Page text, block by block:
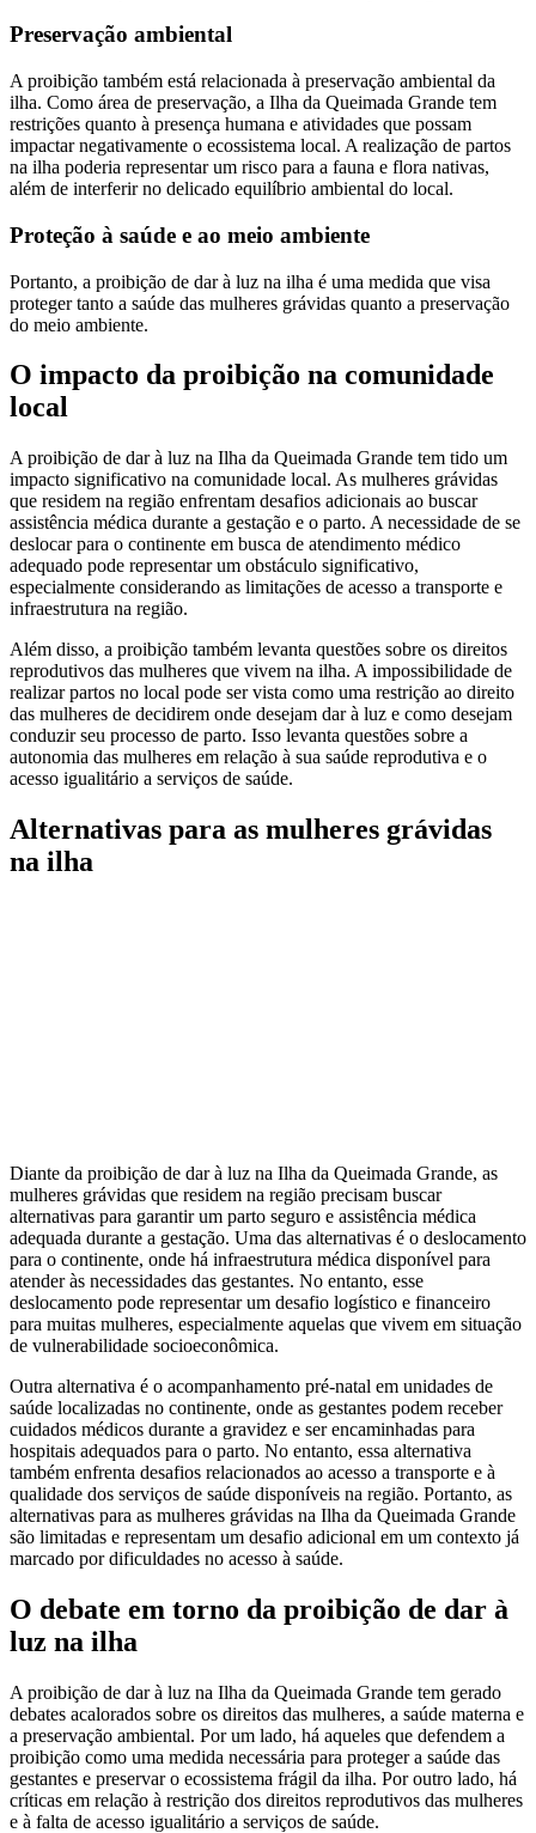
Preservação ambiental
A proibição também está relacionada à preservação ambiental da
ilha. Como área de preservação, a Ilha da Queimada Grande tem
restrições quanto à presença humana e atividades que possam
impactar negativamente o ecossistema local. A realização de partos
na ilha poderia representar um risco para a fauna e flora nativas,
além de interferir no delicado equilíbrio ambiental do local.
Proteção à saúde e ao meio ambiente
Portanto, a proibição de dar à luz na ilha é uma medida que visa
proteger tanto a saúde das mulheres grávidas quanto a preservação
do meio ambiente.
O impacto da proibição na comunidade
local
A proibição de dar à luz na Ilha da Queimada Grande tem tido um
impacto significativo na comunidade local. As mulheres grávidas
que residem na região enfrentam desafios adicionais ao buscar
assistência médica durante a gestação e o parto. A necessidade de se
deslocar para o continente em busca de atendimento médico
adequado pode representar um obstáculo significativo,
especialmente considerando as limitações de acesso a transporte e
infraestrutura na região.
Além disso, a proibição também levanta questões sobre os direitos
reprodutivos das mulheres que vivem na ilha. A impossibilidade de
realizar partos no local pode ser vista como uma restrição ao direito
das mulheres de decidirem onde desejam dar à luz e como desejam
conduzir seu processo de parto. Isso levanta questões sobre a
autonomia das mulheres em relação à sua saúde reprodutiva e o
acesso igualitário a serviços de saúde.
Alternativas para as mulheres grávidas
na ilha
Diante da proibição de dar à luz na Ilha da Queimada Grande, as
mulheres grávidas que residem na região precisam buscar
alternativas para garantir um parto seguro e assistência médica
adequada durante a gestação. Uma das alternativas é o deslocamento
para o continente, onde há infraestrutura médica disponível para
atender às necessidades das gestantes. No entanto, esse
deslocamento pode representar um desafio logístico e financeiro
para muitas mulheres, especialmente aquelas que vivem em situação
de vulnerabilidade socioeconômica.
Outra alternativa é o acompanhamento pré-natal em unidades de
saúde localizadas no continente, onde as gestantes podem receber
cuidados médicos durante a gravidez e ser encaminhadas para
hospitais adequados para o parto. No entanto, essa alternativa
também enfrenta desafios relacionados ao acesso a transporte e à
qualidade dos serviços de saúde disponíveis na região. Portanto, as
alternativas para as mulheres grávidas na Ilha da Queimada Grande
são limitadas e representam um desafio adicional em um contexto já
marcado por dificuldades no acesso à saúde.
O debate em torno da proibição de dar à
luz na ilha
A proibição de dar à luz na Ilha da Queimada Grande tem gerado
debates acalorados sobre os direitos das mulheres, a saúde materna e
a preservação ambiental. Por um lado, há aqueles que defendem a
proibição como uma medida necessária para proteger a saúde das
gestantes e preservar o ecossistema frágil da ilha. Por outro lado, há
críticas em relação à restrição dos direitos reprodutivos das mulheres
e à falta de acesso igualitário a serviços de saúde.